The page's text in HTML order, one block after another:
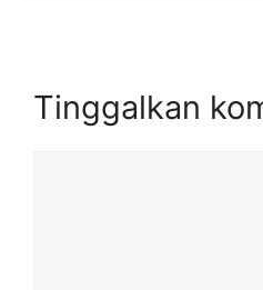
Tinggalkan